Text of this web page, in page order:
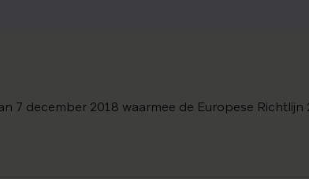
december 2018 waarmee de Europese Richtlijn